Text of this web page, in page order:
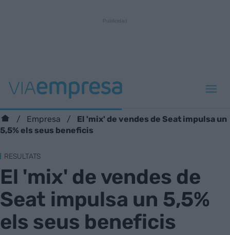
Empresa
El 'mix' de vendes de Seat impulsa un
5,5% els seus beneficis
RESULTATS
El 'mix' de vendes de
Seat impulsa un 5,5%
els seus beneficis